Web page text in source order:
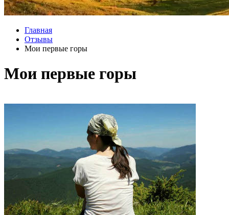
Главная
Отзывы
Мои первые горы
Мои первые горы